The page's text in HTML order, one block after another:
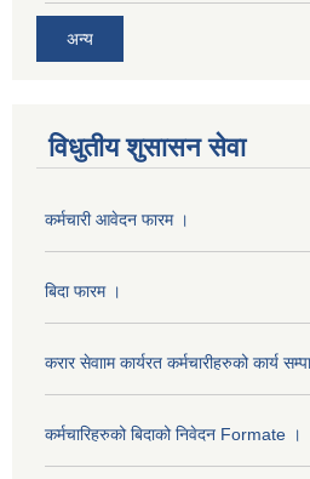
अन्य
विधुतीय शुसासन सेवा
कर्मचारी आवेदन फारम ।
बिदा फारम ।
करार सेवााम कार्यरत कर्मचारीहरुको कार्य
कर्मचारिहरुको बिदाको निवेदन Formate ।